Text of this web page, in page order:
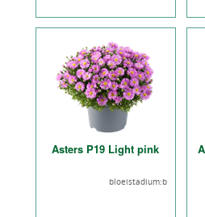
Asters P19 Light pink
bloeistadium:b